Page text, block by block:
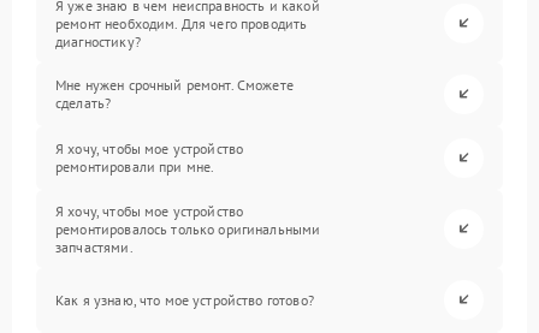
Я уже знаю в чем неисправность и какой
ремонт необходим. Для чего проводить
диагностику?
Мне нужен срочный ремонт. Сможете
сделать?
Я хочу, чтобы мое устройство
ремонтировали при мне.
Я хочу, чтобы мое устройство
ремонтировалось только оригинальными
запчастями.
Как я узнаю, что мое устройство готово?